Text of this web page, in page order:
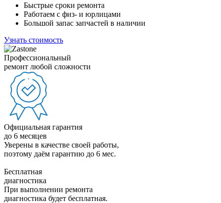
Быстрые сроки ремонта
Работаем с физ- и юрлицами
Большой запас запчастей в наличии
Узнать стоимость
Профессиональный
ремонт любой сложности
Официальная гарантия
до 6 месяцев
Уверены в качестве своей работы,
поэтому даём гарантию до 6 мес.
Бесплатная
диагностика
При выполнении ремонта
диагностика будет бесплатная.